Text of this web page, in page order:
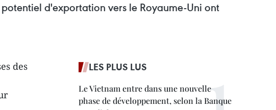
d'exportation vers le Royaume-Uni ont
des
LES PLUS LUS
Le Vietnam entre dans une nouvelle
phase de développement, selon la Banque